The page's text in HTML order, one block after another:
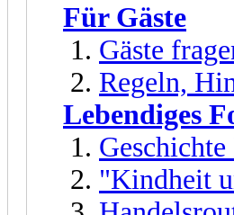
Für Gäste
Gäste
Regeln,
Lebendiges
"Kindheit